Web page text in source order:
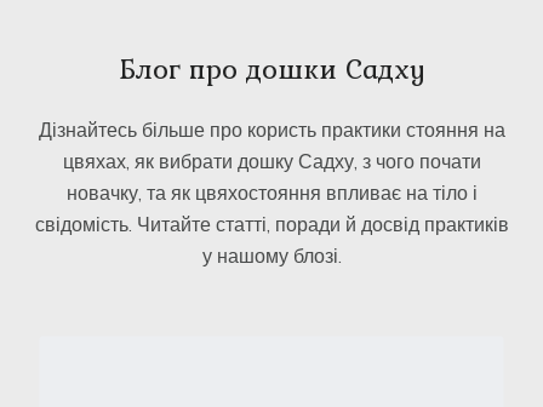
Блог про дошки Садху
Дізнайтесь більше про користь практики стояння на
цвяхах, як вибрати дошку Садху, з чого почати
новачку, та як цвяхостояння впливає на тіло і
свідомість. Читайте статті, поради й досвід практиків
у нашому блозі.